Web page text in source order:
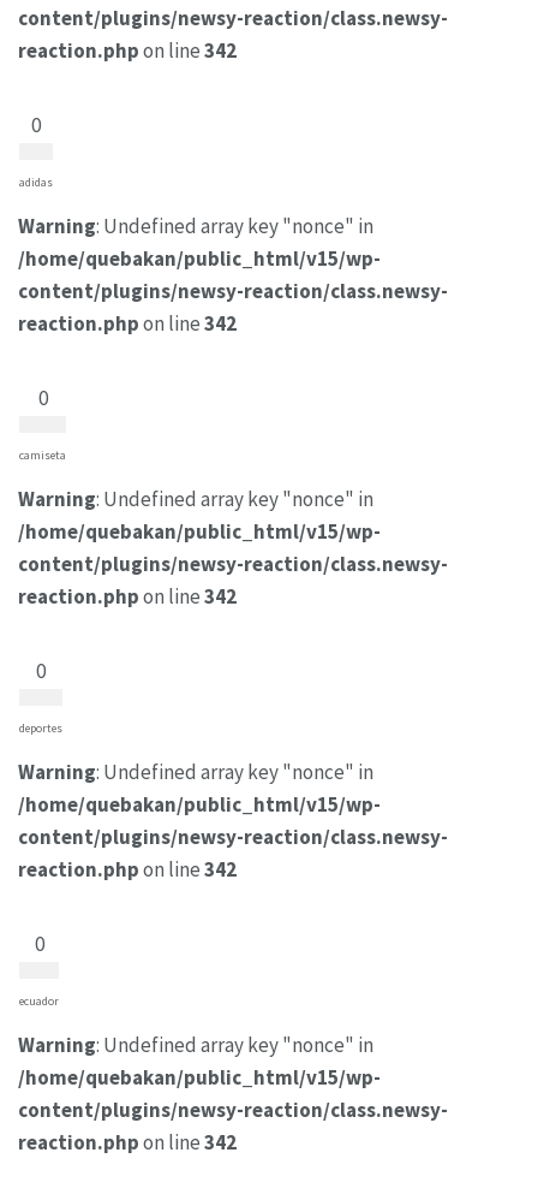
content/plugins/newsy-reaction/class.newsy-
reaction.phpon line342
0
adidas
Warning: Undefined array key "nonce" in
/home/quebakan/public_html/v15/wp-
content/plugins/newsy-reaction/class.newsy-
reaction.phpon line342
0
camiseta
Warning: Undefined array key "nonce" in
/home/quebakan/public_html/v15/wp-
content/plugins/newsy-reaction/class.newsy-
reaction.phpon line342
0
deportes
Warning: Undefined array key "nonce" in
/home/quebakan/public_html/v15/wp-
content/plugins/newsy-reaction/class.newsy-
reaction.phpon line342
0
ecuador
Warning: Undefined array key "nonce" in
/home/quebakan/public_html/v15/wp-
content/plugins/newsy-reaction/class.newsy-
reaction.phpon line342